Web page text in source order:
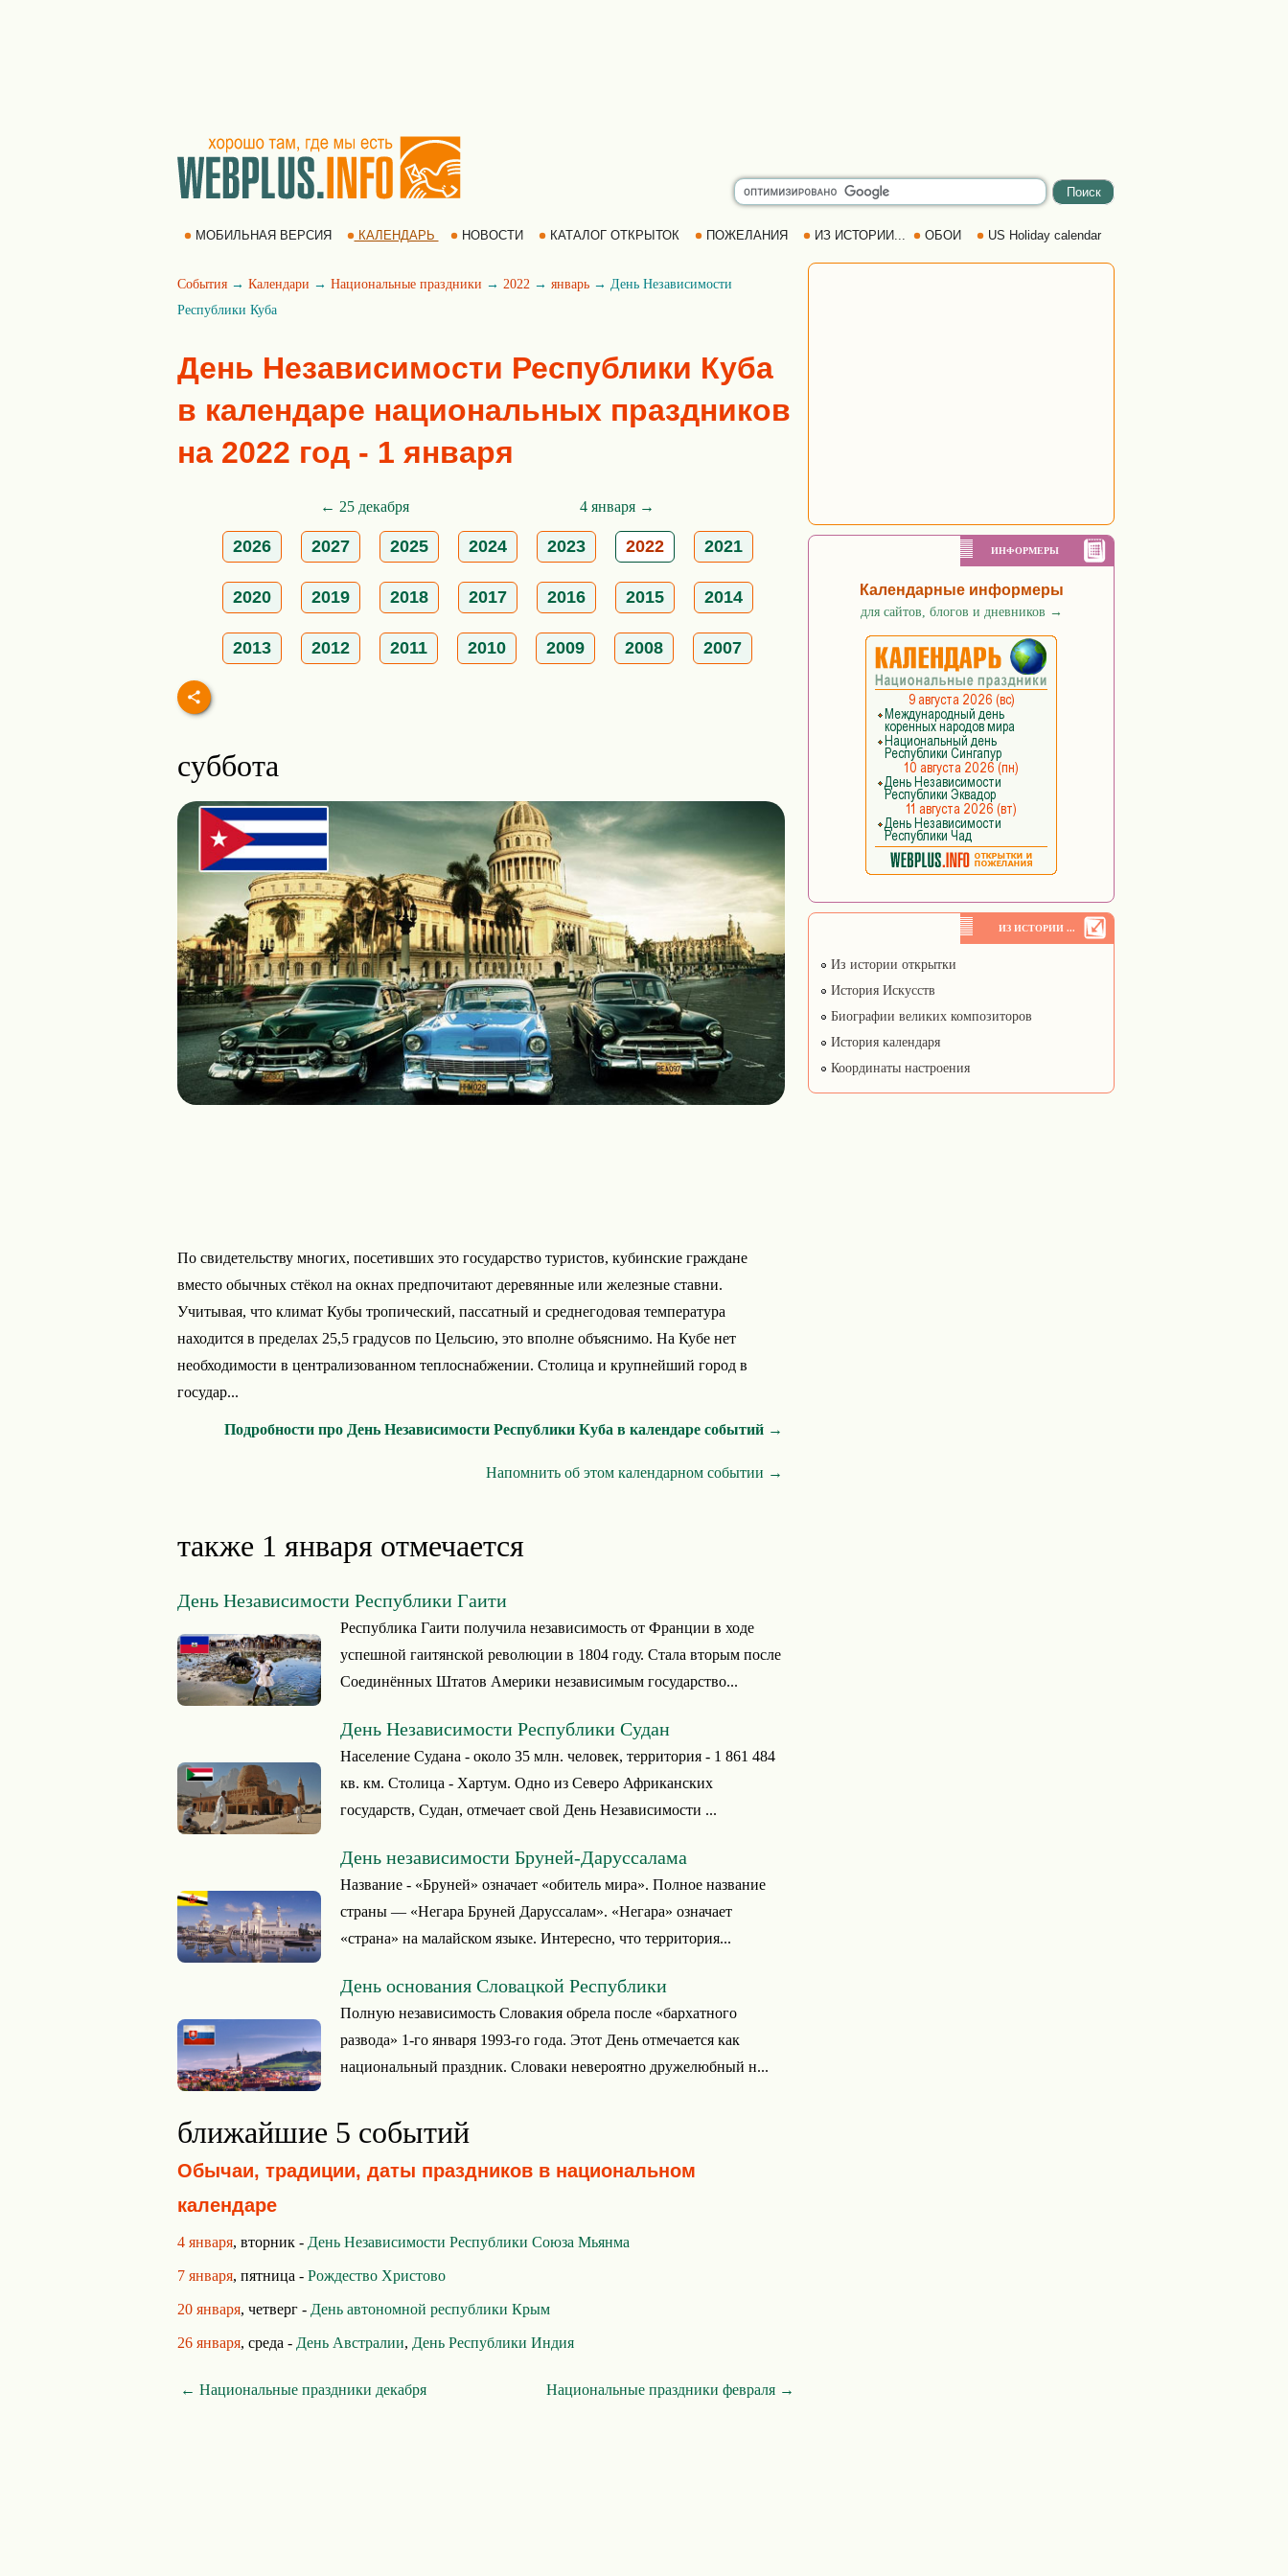
МОБИЛЬНАЯ ВЕРСИЯ КАЛЕНДАРЬ НОВОСТИ КАТАЛОГ ОТКРЫТОК ПОЖЕЛАНИЯ ИЗ ИСТОРИИ... ОБОИ US Holiday calendar
События → Календари → Национальные праздники → 2022 → январь → День Независимости
Республики Куба
День Независимости Республики Куба
в календаре национальных праздников
на 2022 год - 1 января
← 25 декабря 4 января →
2026 2027 2025 2024 2023 2022 2021
2020 2019 2018 2017 2016 2015 2014
2013 2012 2011 2010 2009 2008 2007
суббота
По свидетельству многих, посетивших это государство туристов, кубинские граждане
вместо обычных стёкол на окнах предпочитают деревянные или железные ставни.
Учитывая, что климат Кубы тропический, пассатный и среднегодовая температура
находится в пределах 25,5 градусов по Цельсию, это вполне объяснимо. На Кубе нет
необходимости в централизованном теплоснабжении. Столица и крупнейший город в
государ...
Подробности про День Независимости Республики Куба в календаре событий →
Напомнить об этом календарном событии →
также 1 января отмечается
День Независимости Республики Гаити
Республика Гаити получила независимость от Франции в ходе
успешной гаитянской революции в 1804 году. Стала вторым после
Соединённых Штатов Америки независимым государство...
День Независимости Республики Судан
Население Судана - около 35 млн. человек, территория - 1 861 484
кв. км. Столица - Хартум. Одно из Северо Африканских
государств, Судан, отмечает свой День Независимости ...
День независимости Бруней-Даруссалама
Название - «Бруней» означает «обитель мира». Полное название
страны — «Негара Бруней Даруссалам». «Негара» означает
«страна» на малайском языке. Интересно, что территория...
День основания Словацкой Республики
Полную независимость Словакия обрела после «бархатного
развода» 1-го января 1993-го года. Этот День отмечается как
национальный праздник. Словаки невероятно дружелюбный н...
ближайшие 5 событий
Обычаи, традиции, даты праздников в национальном
календаре
4 января, вторник - День Независимости Республики Союза Мьянма
7 января, пятница - Рождество Христово
20 января, четверг - День автономной республики Крым
26 января, среда - День Австралии, День Республики Индия
← Национальные праздники декабря Национальные праздники февраля →
ИНФОРМЕРЫ
Календарные информеры
для сайтов, блогов и дневников →
ИЗ ИСТОРИИ ...
Из истории открытки
История Искусств
Биографии великих композиторов
История календаря
Координаты настроения